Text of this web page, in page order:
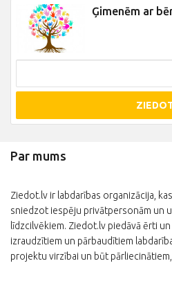
Ģimenēm ar
Par mums
Ziedot.lv ir labdarības organizācija,
sniedzot iespēju privātpersonām un
līdzcilvēkiem. Ziedot.lv piedāvā ērti
izraudzītiem un pārbaudītiem
projektu virzībai un būt